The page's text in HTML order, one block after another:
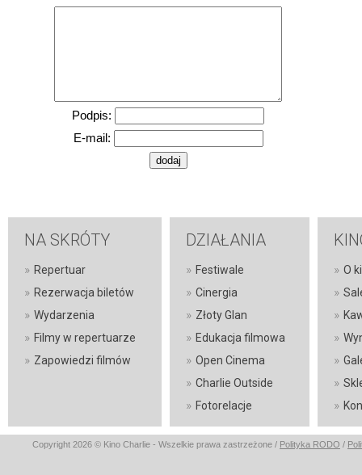
Podpis:
E-mail:
NA SKRÓTY
» Repertuar
» Rezerwacja biletów
» Wydarzenia
» Filmy w repertuarze
» Zapowiedzi filmów
DZIAŁANIA
» Festiwale
» Cinergia
» Złoty Glan
» Edukacja filmowa
» Open Cinema
» Charlie Outside
» Fotorelacje
» O
»
»
»
»
»
»
Copyright 2026 © Kino Charlie - Wszelkie prawa zastrzeżone / Polityka RODO /